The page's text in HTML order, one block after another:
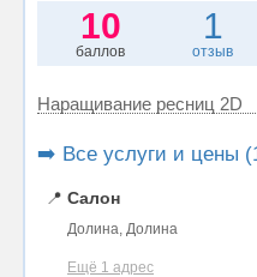
10
баллов
1
отзыв
Наращивание ресниц 2D
➡️ Все услуги и цены
📍 Салон
Долина, Долина
Ещё 1 адрес